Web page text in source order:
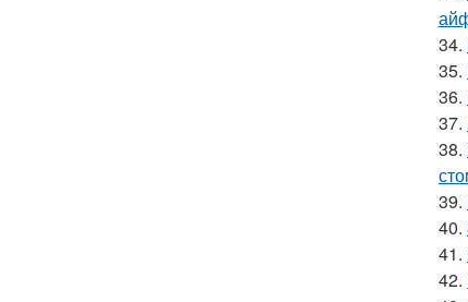
34.
35.
36.
37.
38.
39.
40.
41.
42.